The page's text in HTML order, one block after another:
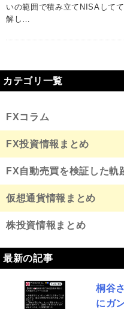
いの範囲で積み立てNISAして
解し…
カテゴリ一覧
FXコラム
FX投資情報まとめ
FX自動売買を検証した軌
仮想通貨情報まとめ
株投資情報まとめ
最新の記事
桐谷
にガ